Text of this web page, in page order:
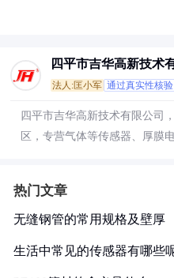
四平市吉华高新技术
法人:匡小军 通过真实性核验
四平市吉华高新技术有限公司
区，专营气体等传感器、厚膜
热门文章
无缝钢管的常用规格及壁厚
生活中常见的传感器有哪些